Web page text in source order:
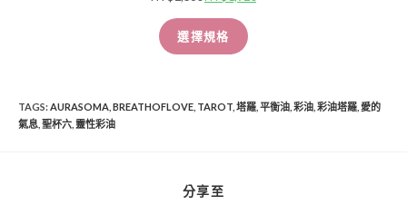
選擇規格
TAGS:AURASOMA BREATHOFLOVE TAROT 塔羅 平衡油 彩油 彩油塔羅 愛的
氣息 聖杯六 靈性彩油
分享至